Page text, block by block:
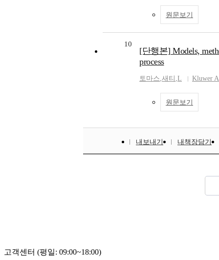
원문보기
10
[단행본] Models,
process
토마스,새티 ,L Kluwer
원문보기
내보내기 내책장담기
고객센터 (평일: 09:00~18:00)